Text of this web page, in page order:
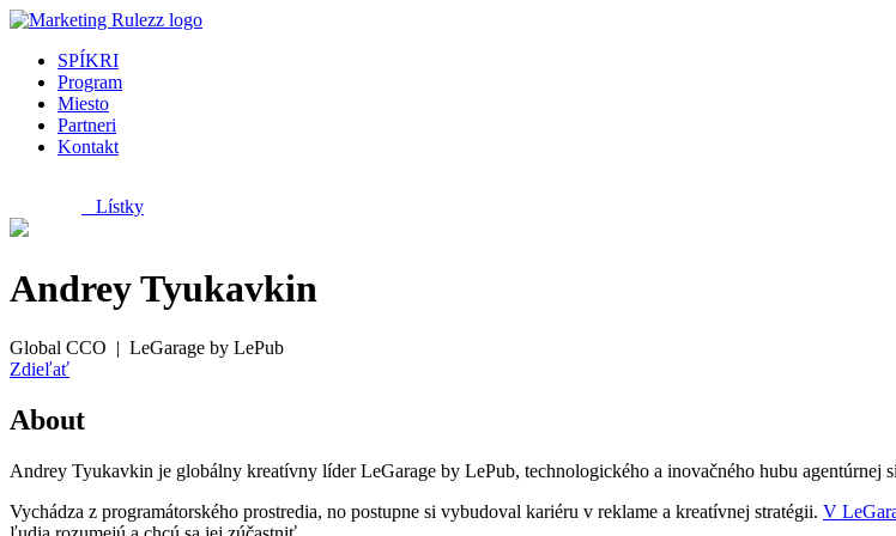
SPÍKRI
Program
Miesto
Partneri
Kontakt
Lístky
Andrey Tyukavkin
Global CCO | LeGarage by LePub
Zdieľať
About
Andrey Tyukavkin je globálny kreatívny líder LeGarage by LePub, technologického a inovačného hubu agentúrnej
Vychádza z programátorského prostredia, no postupne si vybudoval kariéru v reklame a kreatívnej stratégii. V